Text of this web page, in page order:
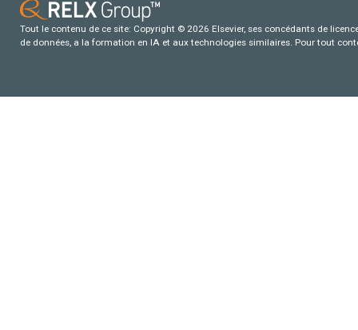
Tout le contenu de ce site: Copyright © 2026 Elsevier, ses concédants de
de données, a la formation en IA et aux technologies similaires. Pour tout